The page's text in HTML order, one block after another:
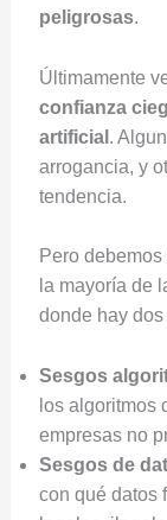
peligrosas.
Últimamente
confianza
artificial .
arrogancia, y
tendencia.
Pero
la mayoría de
donde hay
Sesgos
los algoritmos
empresas no
Sesgos de
con qué datos